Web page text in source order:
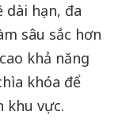
dài hạn, đa
sâu sắc hơn
khả năng
khóa để
khu vực.